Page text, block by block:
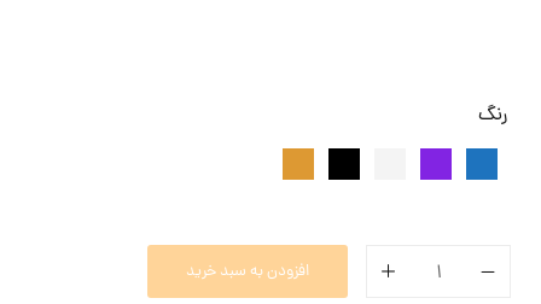
رنگ
افزودن به سبد خرید